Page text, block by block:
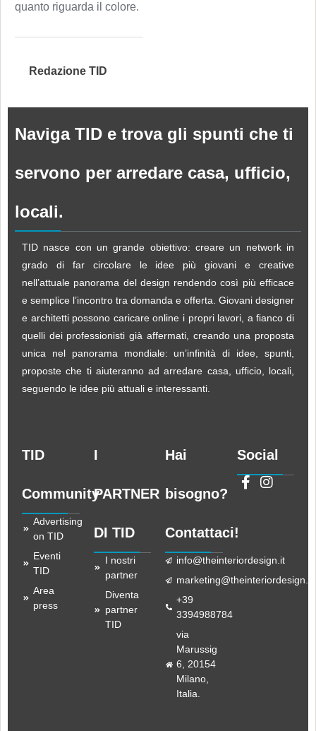
quanto riguarda il colore.
Redazione TID
Naviga TID e trova gli spunti che ti
servono per arredare casa, ufficio,
locali.
TID nasce con un grande obiettivo: creare un network in
grado di far circolare le idee più giovani e creative
nell’attuale panorama del design rendendo così più efficace
e semplice l’incontro tra domanda e offerta. Giovani designer
e architetti possono caricare online i propri lavori, a fianco di
quelli dei professionisti già affermati, creando una proposta
unica nel panorama mondiale: un’infinità di idee, spunti,
proposte che ti aiuteranno ad arredare casa, ufficio, locali,
seguendo le idee più attuali e interessanti.
TID
Community
Advertising
on TID
Eventi
TID
Area
press
I
PARTNER
DI TID
I nostri
partner
Diventa
partner
TID
Hai
bisogno?
Contattaci!
info@theinteriordesign.it
marketing@theinteriordesign.it
+39
3394988784
via
Marussig
6, 20154
Milano,
Italia.
Social